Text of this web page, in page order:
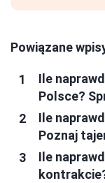
Powiązane
Ile
Polsce?
Ile
Poznaj
Ile